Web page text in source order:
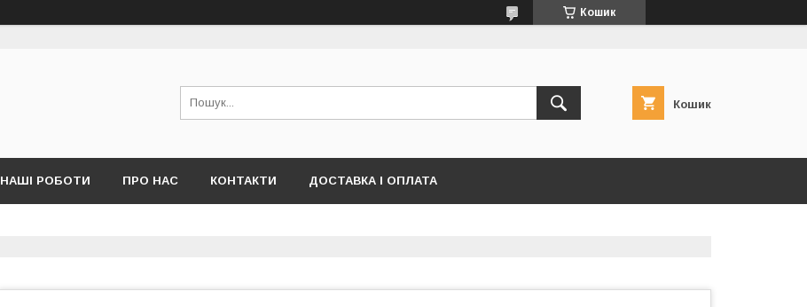
Кошик
Кошик
НАШІ РОБОТИ ПРО НАС КОНТАКТИ ДОСТАВКА І ОПЛАТА